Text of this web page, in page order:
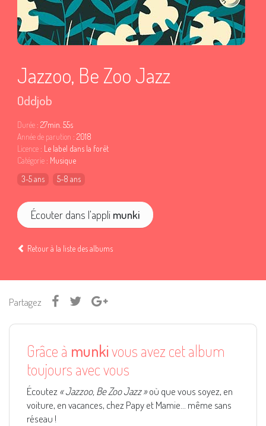
Jazzoo, Be Zoo Jazz
Oddjob
Durée : 27min. 55s
Année de parution : 2018
Licence : Le label dans la forêt
Catégorie : Musique
3-5 ans
5-8 ans
Écouter dans l'appli munki
Retour à la liste des albums
Partagez
Grâce à munkivous avez cet album
toujours avec vous
Écoutez « Jazzoo, Be Zoo Jazz »où que vous soyez, en
voiture, en vacances, chez Papy et Mamie... même sans
réseau !